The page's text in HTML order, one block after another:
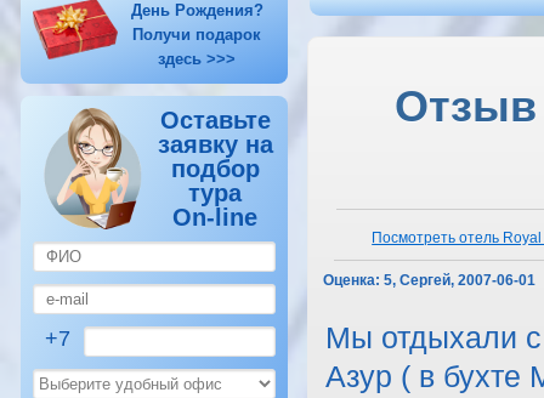
День Рождения?
Получи подарок
здесь >>>
Оставьте
заявку на
подбор
тура
On-line
+7
Отзыв
Посмотреть отель
Оценка: 5, Сергей, 2007-06-01
Мы отдыхали с
Азур ( в бухте